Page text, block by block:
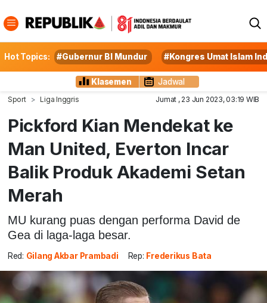
Hot Topics: #Gubernur BI Mundur #Kongres Umat Islam
Klasemen Jadwal
Sport Liga Inggris Jumat , 23 Jun 2023, 03:19 WIB
Pickford Kian Mendekat ke
Man United, Everton Incar
Balik Produk Akademi Setan
Merah
MU kurang puas dengan performa David de
Gea di laga-laga besar.
Red: Gilang Akbar Prambadi Rep: Frederikus Bata